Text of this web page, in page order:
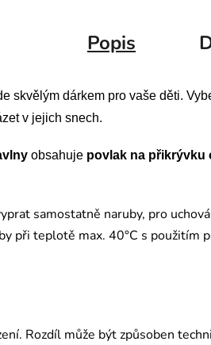
Popis
skvělým dárkem pro vaše děti.
v jejich snech.
obsahuje povlak na přikrývku
samostatně naruby, pro
při teplotě max. 40°C s použitím
Rozdíl může být způsoben